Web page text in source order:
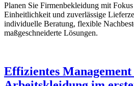
Planen Sie Firmenbekleidung mit
Einheitlichkeit und zuverlässige
individuelle Beratung, flexible
maßgeschneiderte Lösungen.
Effizientes Management